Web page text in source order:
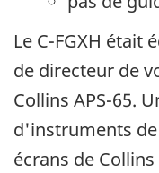
Le C-FGXH était
de directeur de
Collins APS-65.
d'instruments
écrans de